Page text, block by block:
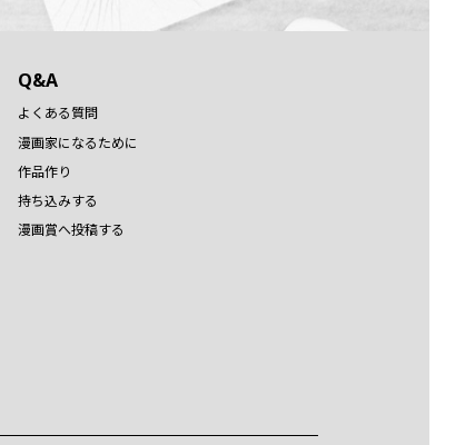
Q&A
よくある質問
漫画家になるために
作品作り
持ち込みする
漫画賞へ投稿する